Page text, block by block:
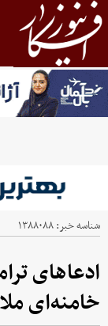
شناسه خبر:۱۳۸۸۰۸۸
ادعاهای
خامنه‌ای